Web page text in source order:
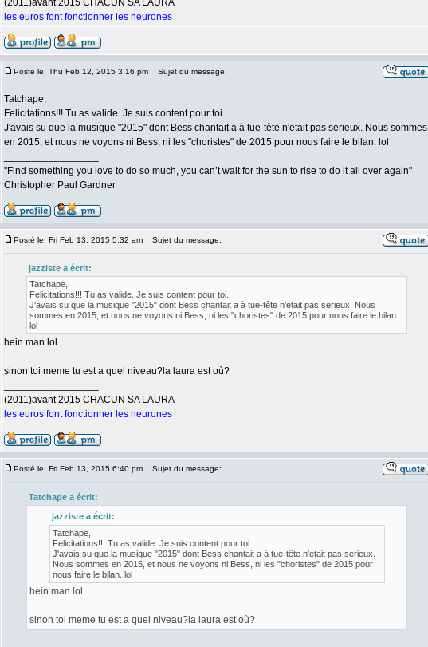
(2011)avant 2015 CHACUN SA LAURA
les euros font fonctionner les neurones
Posté le: Thu Feb 12, 2015 3:16 pm Sujet du message:
Tatchape,
Felicitations!!! Tu as valide. Je suis content pour toi.
J'avais su que la musique "2015" dont Bess chantait a à tue-tête n'etait pas serieux. Nous sommes
en 2015, et nous ne voyons ni Bess, ni les "choristes" de 2015 pour nous faire le bilan. lol
"Find something you love to do so much, you can’t wait for the sun to rise to do it all over again"
Christopher Paul Gardner
Posté le: Fri Feb 13, 2015 5:32 am Sujet du message:
jazziste a écrit:
Tatchape,
Felicitations!!! Tu as valide. Je suis content pour toi.
J'avais su que la musique "2015" dont Bess chantait a à tue-tête n'etait pas serieux. Nous
sommes en 2015, et nous ne voyons ni Bess, ni les "choristes" de 2015 pour nous faire le bilan.
lol
hein man lol
sinon toi meme tu est a quel niveau?la laura est où?
(2011)avant 2015 CHACUN SA LAURA
les euros font fonctionner les neurones
Posté le: Fri Feb 13, 2015 6:40 pm Sujet du message:
Tatchape a écrit:
jazziste aécrit:
Tatchape,
Felicitations!!! Tu as valide. Je suis content pour toi.
J'avais su que lamusique "2015" dont Bess chantait aà tue-tête n'etait pas serieux.
Nous sommes en 2015, et nous ne voyons ni Bess, ni les "choristes" de2015 pour
nous faire le bilan. lol
hein man lol
sinon toi meme tu est a quel niveau?la laura est où?